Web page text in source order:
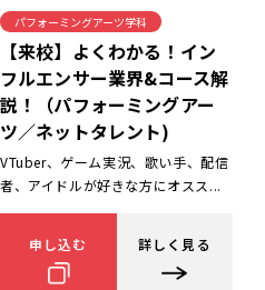
パフォーミングアーツ学科
【来校】よくわかる！イン
フルエンサー業界&コース解
説！（パフォーミングアー
ツ／ネットタレント)
VTuber、ゲーム実況、歌い手、配信
者、アイドルが好きな方にオスス...
申し込む 詳しく見る